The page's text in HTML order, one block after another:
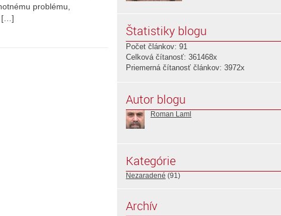
problému,
[…]
Štatistiky blogu
Počet článkov: 91
Celková čítanosť: 361468x
Priemerná čítanosť článkov: 3972x
Autor blogu
Roman Laml
Kategórie
Nezaradené (91)
Archív